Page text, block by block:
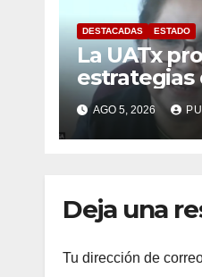
DESTACADAS ESTADO
La UATx
estrategias
enseñanza
centradas
contexto
AGO 5, 2026
Deja una
Tu dirección de